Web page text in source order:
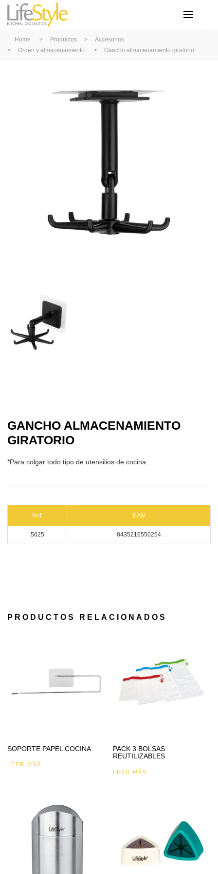
Home > Productos >
Accesorios
>
Orden y almacenamiento > Gancho almacenamiento giratorio
GANCHO ALMACENAMIENTO
GIRATORIO
*Para colgar todo tipo de utensilios de cocina.
Ref. EAN
5025 8435216550254
PRODUCTOS RELACIONADOS
SOPORTE PAPEL COCINA
LEER MÁS
PACK 3 BOLSAS
REUTILIZABLES
LEER MÁS